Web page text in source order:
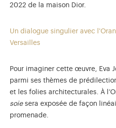
2022 de la maison Dior.
Un dialogue singulier avec
Versailles
Pour imaginer cette œuvre, Eva
parmi ses thèmes de
et les folies architecturales. À
soiesera exposée de façon
promenade.